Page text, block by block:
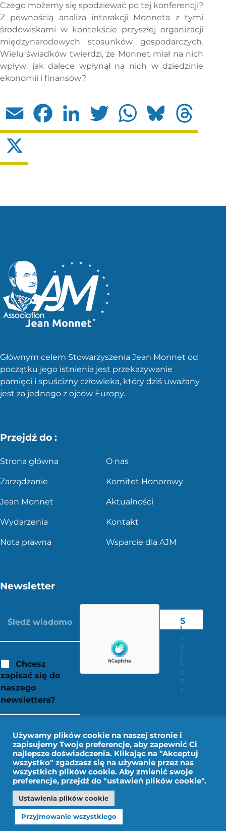
Czego możemy się spodziewać po tej konferencji?
Z pewnością analiza interakcji Monneta z tymi
środowiskami w kontekście przyszłej organizacji
międzynarodowych stosunków gospodarczych.
Wielu świadków twierdzi, że Monnet miał na nich
wpływ: jak dalece wpłynął na nich w dziedzinie
ekonomii i finansów?
Email Facebook LinkedIn Twitter WhatsApp Bluesky
Głównym celem Stowarzyszenia Jean Monnet od
początku jego istnienia jest przekazywanie
pamięci i spuścizny człowieka, który dziś uważany
jest za jednego z ojców Europy.
Przejdź do :
Strona główna O nas
Zarządzanie Komitet Honorowy
Jean Monnet Aktualności
Wydarzenia Kontakt
Nota prawna Wsparcie dla AJM
Newsletter
Chcesz
zapisać się do
naszego
newslettera?
S
'
Nota prawna
Dane osobowe
Projekt IMPALA
Używamy plików cookie na naszej stronie i
zapisujemy Twoje preferencje, aby zapewnić Ci
najlepsze doświadczenia. Klikając na "Akceptuj
wszystko" zgadzasz się na używanie przez nas
wszystkich plików cookie. Aby zmienić swoje
preferencje, przejdź do "ustawień plików cookie".
Ustawienia plików cookie
Przyjmowanie wszystkiego